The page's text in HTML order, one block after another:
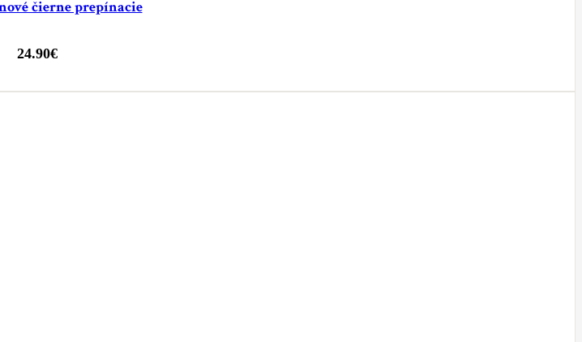
čierne prepínacie
24.90€